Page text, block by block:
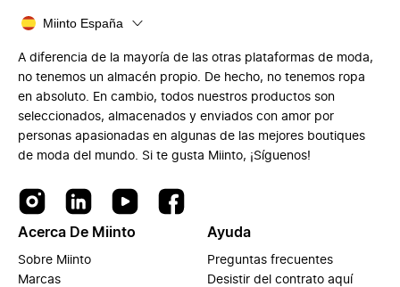
Miinto España
A diferencia de la mayoría de las otras plataformas de moda,
no tenemos un almacén propio. De hecho, no tenemos ropa
en absoluto. En cambio, todos nuestros productos son
seleccionados, almacenados y enviados con amor por
personas apasionadas en algunas de las mejores boutiques
de moda del mundo. Si te gusta Miinto, ¡Síguenos!
Acerca De Miinto
Sobre Miinto
Marcas
Ayuda
Preguntas frecuentes
Desistir del contrato aquí